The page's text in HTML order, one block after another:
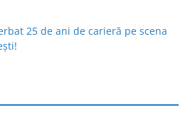
25 de ani de carieră pe scena